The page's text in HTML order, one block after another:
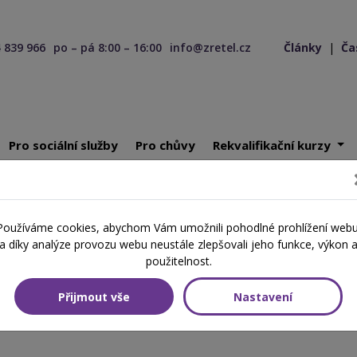
839 966 po – pá 8:00 – 16:00 info@zretel.cz Články |
Pro sociální služby Pro chůvy Rekvalifikační kurzy
vzdělání: nejčastější problémy diskriminace ve školství
nejčastější
cookies, abychom Vám umožnili pohodlné prohlížení
a díky analýze provozu webu neustále zlepšovali jeho funkce, výkon a
použitelnost.
Přijmout vše Nastavení